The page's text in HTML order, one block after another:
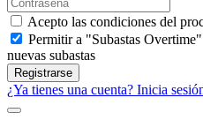
Acepto las condiciones del
Permitir a "Subastas
nuevas subastas
Registrarse
¿Ya tienes una cuenta? Inicia